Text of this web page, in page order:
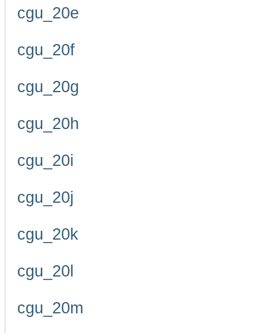
cgu_20e
cgu_20f
cgu_20g
cgu_20h
cgu_20i
cgu_20j
cgu_20k
cgu_20l
cgu_20m